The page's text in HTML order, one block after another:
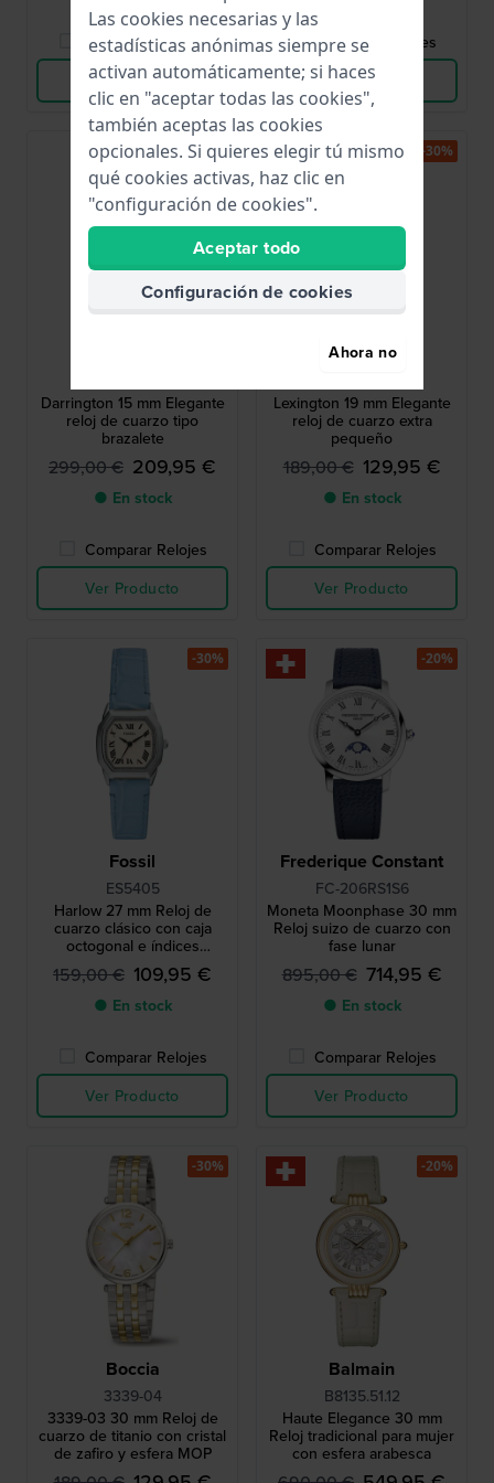
Comparar Relojes
Ver Producto
Comparar Relojes
Ver Producto
Darrington 15 mm Elegante
reloj de cuarzo tipo
brazalete
299,00 € 209,95 €
● En stock
Comparar Relojes
Ver Producto
-30%
Michael Kors
Lexington 19 mm Elegante
reloj de cuarzo extra
pequeño
189,00 € 129,95 €
● En stock
Comparar Relojes
Ver Producto
-30%
Fossil
ES5405
Harlow 27 mm Reloj de
cuarzo clásico con caja
octogonal e índices
romanos
159,00 € 109,95 €
● En stock
Comparar Relojes
Ver Producto
-30%
Frederique Constant
FC-206RS1S6
Moneta Moonphase 30 mm
Reloj suizo de cuarzo con
fase lunar
895,00 € 714,95 €
● En stock
Comparar Relojes
Ver Producto
-20%
Boccia
3339-04
3339-03 30 mm Reloj de
cuarzo de titanio con cristal
de zafiro y esfera MOP
-30%
Balmain
B8135.51.12
Haute Elegance 30 mm
Reloj tradicional para mujer
con esfera arabesca
-20%
Las cookies necesarias y las
estadísticas anónimas siempre se
activan automáticamente; si haces
clic en "aceptar todas las cookies",
también aceptas las cookies
opcionales. Si quieres elegir tú mismo
qué cookies activas, haz clic en
"configuración de cookies".
Aceptar todo
Configuración de cookies
Ahora no